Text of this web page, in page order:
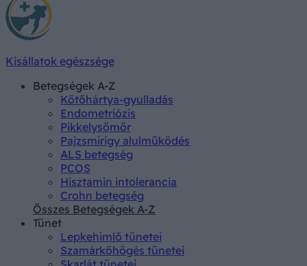
Kisállatok egészsége
Betegségek A-Z
Kötőhártya-gyulladás
Endometriózis
Pikkelysömör
Pajzsmirigy alulműködés
ALS betegség
PCOS
Hisztamin intolerancia
Crohn betegség
Összes Betegségek A-Z
Tünet
Lepkehimlő tünetei
Szamárköhögés tünetei